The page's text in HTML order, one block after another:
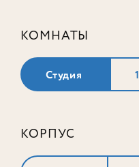
КОМНАТЫ
Студия 1
КОРПУС